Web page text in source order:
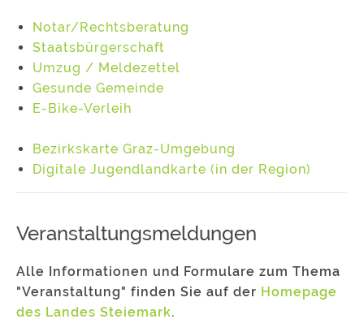
Notar/Rechtsberatung
Staatsbürgerschaft
Umzug / Meldezettel
Gesunde Gemeinde
E-Bike-Verleih
Bezirkskarte Graz-Umgebung
Digitale Jugendlandkarte (in der Region)
Veranstaltungsmeldungen
Alle Informationen und Formulare zum Thema
"Veranstaltung" finden Sie auf der Homepage
des Landes Steiemark.